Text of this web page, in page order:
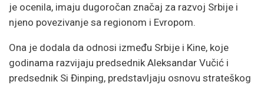
je ocenila, imaju dugoročan značaj za razvoj Srbije i
njeno povezivanje sa regionom i Evropom.
Ona je dodala da odnosi između Srbije i Kine, koje
godinama razvijaju predsednik Aleksandar Vučić i
predsednik Si Đinping, predstavljaju osnovu strateškog